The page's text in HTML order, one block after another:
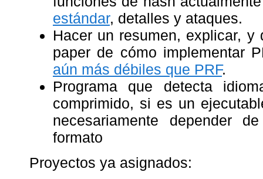
estándar, detalles y ataques.
Hacer un resumen, explicar, y
paper de cómo implementar
aún más débiles que PRF.
Programa que detecta
comprimido, si es un
necesariamente depender
formato
Proyectos ya asignados: